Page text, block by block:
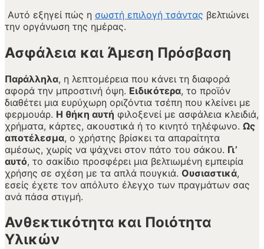
Αυτό εξηγεί πώς η σωστή επιλογή τσάντας βελτιώνει
την οργάνωση της ημέρας.
Ασφάλεια και Άμεση Πρόσβαση
Παράλληλα, η λεπτομέρεια που κάνει τη διαφορά
αφορά την μπροστινή όψη. Ειδικότερα, το προϊόν
διαθέτει μια ευρύχωρη οριζόντια τσέπη που κλείνει με
φερμουάρ. Η θήκη αυτή φιλοξενεί με ασφάλεια κλειδιά,
χρήματα, κάρτες, ακουστικά ή το κινητό τηλέφωνο. Ως
αποτέλεσμα, ο χρήστης βρίσκει τα απαραίτητα
αμέσως, χωρίς να ψάχνει στον πάτο του σάκου. Γι’
αυτό, το σακίδιο προσφέρει μια βελτιωμένη εμπειρία
χρήσης σε σχέση με τα απλά πουγκιά. Ουσιαστικά,
εσείς έχετε τον απόλυτο έλεγχο των πραγμάτων σας
ανά πάσα στιγμή.
Ανθεκτικότητα και Ποιότητα
Υλικών